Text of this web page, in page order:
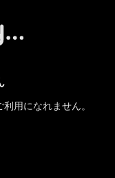
用になれません。